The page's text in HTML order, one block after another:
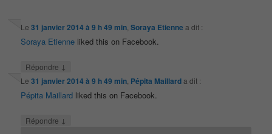
Le31 janvier 2014 à 9 h 49 min ,Soraya Etienne a dit :
Soraya Etienne liked this on Facebook.
Répondre ↓
Le31 janvier 2014 à 9 h 49 min Pépita Maillarda dit :
Pépita Maillard liked this on Facebook.
Répondre ↓